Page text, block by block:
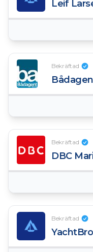
Leif
Bekräftad
Bekräftad
DBC
Bekräftad